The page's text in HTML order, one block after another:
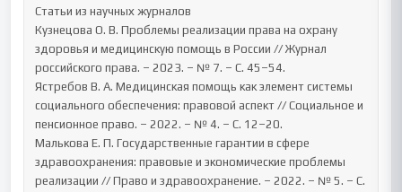
Статьи из научных журналов
Кузнецова О. В. Проблемы реализации права на охрану
здоровья и медицинскую помощь в России // Журнал
российского права. – 2023. – № 7. – С. 45–54.
Ястребов В. А. Медицинская помощь как элемент системы
социального обеспечения: правовой аспект // Социальное и
пенсионное право. – 2022. – № 4. – С. 12–20.
Малькова Е. П. Государственные гарантии в сфере
здравоохранения: правовые и экономические проблемы
реализации // Право и здравоохранение. – 2022. – № 5. – С.